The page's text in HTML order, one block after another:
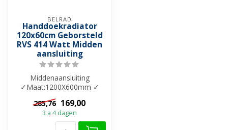
BELRAD
Handdoekradiator
120x60cm Geborsteld
RVS 414 Watt Midden
aansluiting
Middenaansluiting
✓Maat:1200X600mm ✓
Kleuren: Geborsteld RVS ✓
Vermogen: 414 W ...
285,76 169,00
3 a 4 dagen